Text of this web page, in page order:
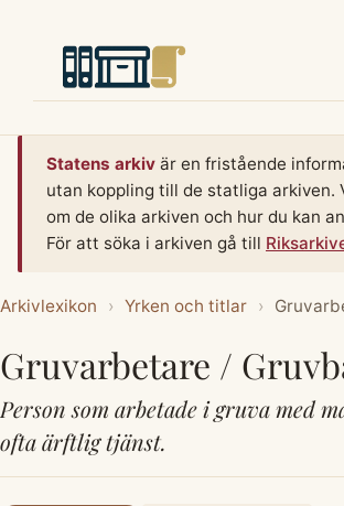
innehåll
Statens arkiv är en fristående
utan koppling till de statliga arkiven.
om de olika arkiven och hur du kan
För att söka i arkiven gå till
Arkivlexikon › Yrken och titlar ›
Gruvarbetare /
Person som arbetade i gruva med
ofta ärftlig tjänst.